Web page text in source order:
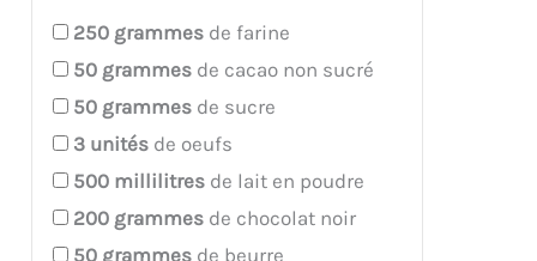
250 grammes de farine
50 grammes de cacao non sucré
50 grammes de sucre
3 unités de oeufs
500 millilitres de lait en poudre
200 grammes de chocolat noir
50 grammes de beurre